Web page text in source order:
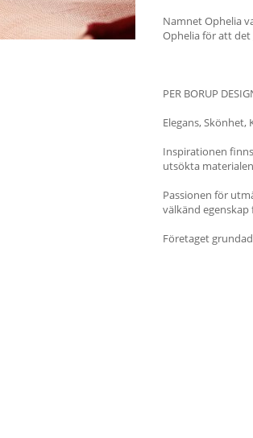
Namnet Ophelia
Ophelia för att
PER BORUP
Elegans,
Inspirationen
utsökta
Passionen för
välkänd
Företaget